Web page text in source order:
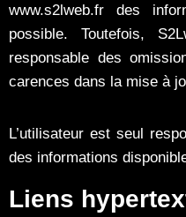
www.s2lweb.fr des
possible. Toutefois,
responsable des
carences dans la mise à
L’utilisateur est seul
des informations
Liens